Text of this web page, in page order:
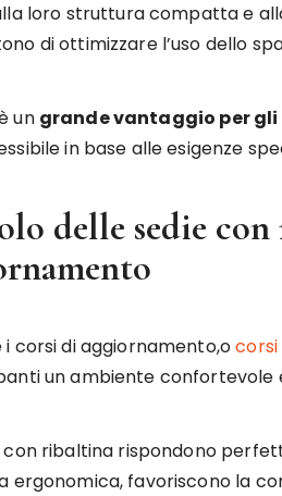
loro struttura compatta e
di ottimizzare l’uso dello
un grande vantaggio per
in base alle esigenze
delle sedie
i corsi di aggiornamento,o
un ambiente confortevole
con ribaltina rispondono
ergonomica, favoriscono la